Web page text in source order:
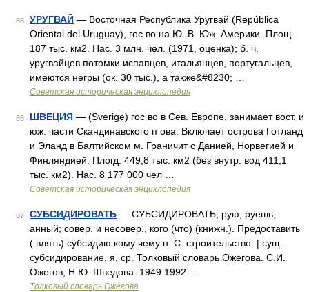
85 УРУГВАЙ — Восточная Республика Уругвай (República
Oriental del Uruguay), гос во на Ю. В. Юж. Америки. Площ.
187 тыс. км2. Нас. 3 млн. чел. (1971, оценка); б. ч.
уругвайцев потомки испапцев, итальянцев, португальцев,
имеются негры (ок. 30 тыс.), а также&#8230; …
Советская историческая энциклопедия
86 ШВЕЦИЯ — (Sverige) гос во в Сев. Европе, занимает вост. и
юж. части Скандинавского п ова. Включает острова Готланд
и Эланд в Балтийском м. Граничит с Данией, Норвегией и
Финляндией. Плогд. 449,8 тыс. км2 (без внутр. вод 411,1
тыс. км2). Нас. 8 177 000 чел …
Советская историческая энциклопедия
87 СУБСИДИРОВАТЬ — СУБСИДИРОВАТЬ, рую, руешь;
анный; совер. и несовер., кого (что) (книжн.). Предоставить
( влять) субсидию кому чему н. С. строительство. | сущ.
субсидирование, я, ср. Толковый словарь Ожегова. С.И.
Ожегов, Н.Ю. Шведова. 1949 1992 …
Толковый словарь Ожегова